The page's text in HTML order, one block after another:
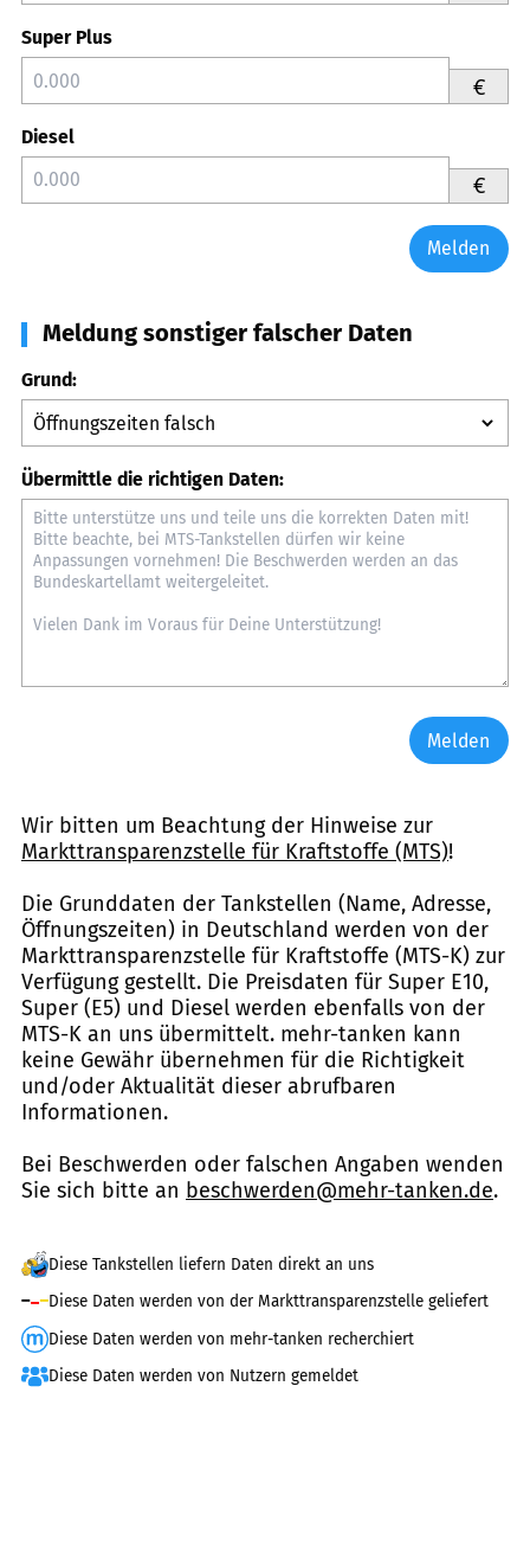
Super Plus
€
Diesel
€
Melden
Meldung sonstiger falscher Daten
Grund:
Übermittle die richtigen Daten:
Melden
Wir bitten um Beachtung der Hinweise zur
Markttransparenzstelle für Kraftstoffe (MTS)!
Die Grunddaten der Tankstellen (Name, Adresse,
Öffnungszeiten) in Deutschland werden von der
Markttransparenzstelle für Kraftstoffe (MTS-K) zur
Verfügung gestellt. Die Preisdaten für Super E10,
Super (E5) und Diesel werden ebenfalls von der
MTS-K an uns übermittelt. mehr-tanken kann
keine Gewähr übernehmen für die Richtigkeit
und/oder Aktualität dieser abrufbaren
Informationen.
Bei Beschwerden oder falschen Angaben wenden
Sie sich bitte an beschwerden@mehr-tanken.de.
Diese Tankstellen liefern Daten direkt an uns
Diese Daten werden von der Markttransparenzstelle geliefert
Diese Daten werden von mehr-tanken recherchiert
Diese Daten werden von Nutzern gemeldet